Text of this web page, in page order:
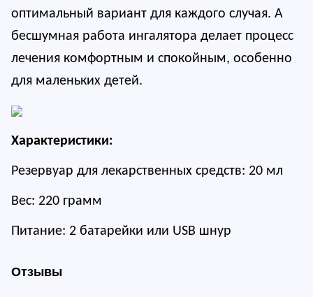
оптимальный вариант для каждого случая. А
бесшумная работа ингалятора делает процесс
лечения комфортным и спокойным, особенно
для маленьких детей.
Характеристики:
Резервуар для лекарственных средств: 20 мл
Вес: 220 грамм
Питание: 2 батарейки или USB шнур
Отзывы